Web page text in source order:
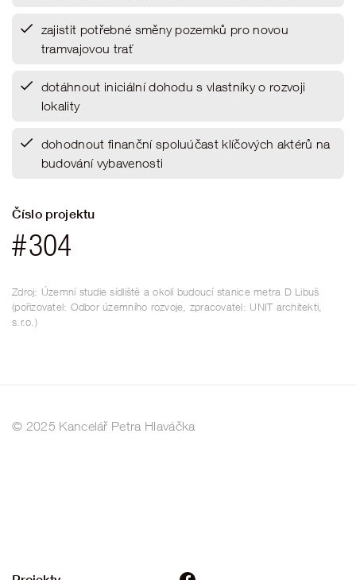
zajistit potřebné směny pozemků pro novou
tramvajovou trať
dotáhnout iniciální dohodu s vlastníky o rozvoji
lokality
dohodnout finanční spoluúčast klíčových aktérů na
budování vybavenosti
Číslo projektu
#304
Zdroj: Územní studie sídliště a okolí budoucí stanice metra D Libuš
(pořizovatel: Odbor územního rozvoje, zpracovatel: UNIT architekti,
s.r.o.)
© 2025 Kancelář Petra Hlaváčka